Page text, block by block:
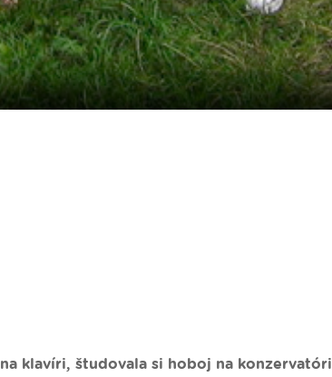
klavíri, študovala si hoboj na